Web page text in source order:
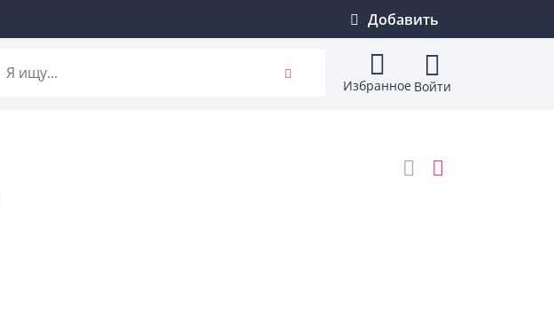
Добавить
Избранное Войти